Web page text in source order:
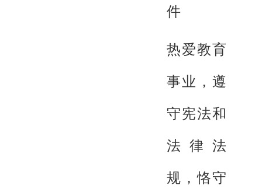
件
热爱教育
事业，遵
守宪法和
法律法
规，恪守